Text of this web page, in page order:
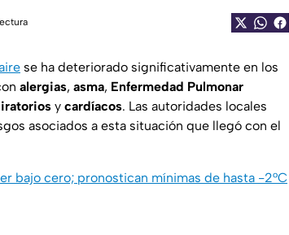
se ha deteriorado significativamente en los
alergias, asma, Enfermedad Pulmonar
y cardíacos. Las autoridades locales
asociados a esta situación que llegó con el
bajo cero; pronostican mínimas de hasta -2°C